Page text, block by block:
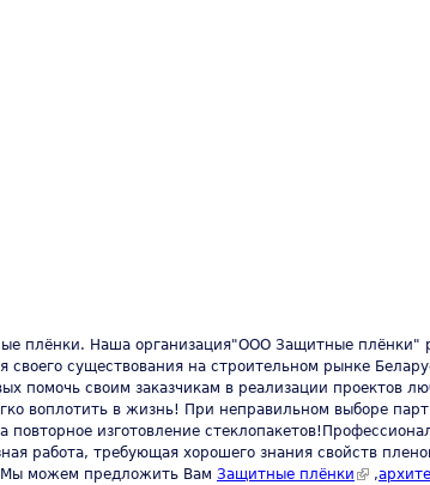
плёнки. Наша организация"ООО Защитные плёнки"
существования на строительном рынке
помочь своим заказчикам в реализации проектов
воплотить в жизнь! При неправильном выборе
изготовление
работа, требующая хорошего знания свойств
Мы можем предложить Вам Защитные плёнки (link is
,